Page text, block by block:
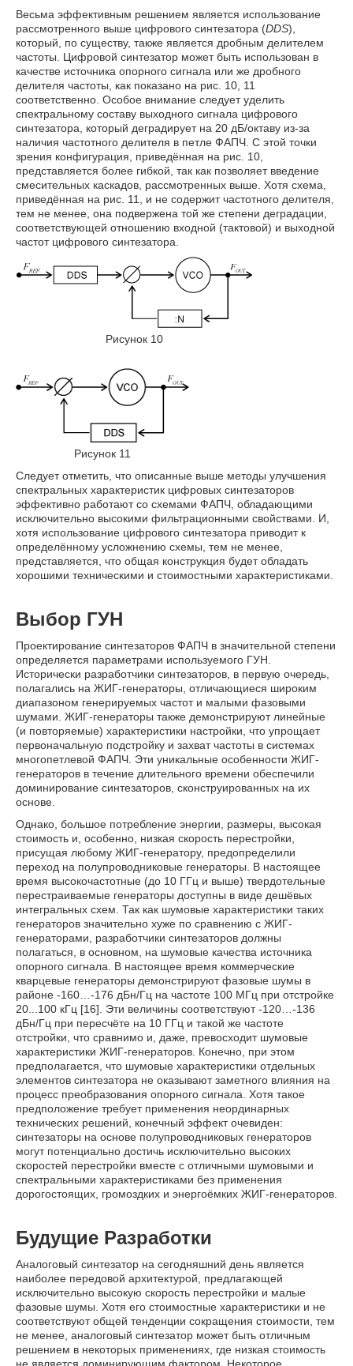
Весьма эффективным решением является использование
рассмотренного выше цифрового синтезатора (DDS),
который, по существу, также является дробным делителем
частоты. Цифровой синтезатор может быть использован в
качестве источника опорного сигнала или же дробного
делителя частоты, как показано на рис. 10, 11
соответственно. Особое внимание следует уделить
спектральному составу выходного сигнала цифрового
синтезатора, который деградирует на 20 дБ/октаву из-за
наличия частотного делителя в петле ФАПЧ. С этой точки
зрения конфигурация, приведённая на рис. 10,
представляется более гибкой, так как позволяет введение
смесительных каскадов, рассмотренных выше. Хотя схема,
приведённая на рис. 11, и не содержит частотного делителя,
тем не менее, она подвержена той же степени деградации,
соответствующей отношению входной (тактовой) и выходной
частот цифрового синтезатора.
Рисунок 10
Рисунок 11
Следует отметить, что описанные выше методы улучшения
спектральных характеристик цифровых синтезаторов
эффективно работают со схемами ФАПЧ, обладающими
исключительно высокими фильтрационными свойствами. И,
хотя использование цифрового синтезатора приводит к
определённому усложнению схемы, тем не менее,
представляется, что общая конструкция будет обладать
хорошими техническими и стоимостными характеристиками.
Выбор ГУН
Проектирование синтезаторов ФАПЧ в значительной степени
определяется параметрами используемого ГУН.
Исторически разработчики синтезаторов, в первую очередь,
полагались на ЖИГ-генераторы, отличающиеся широким
диапазоном генерируемых частот и малыми фазовыми
шумами. ЖИГ-генераторы также демонстрируют линейные
(и повторяемые) характеристики настройки, что упрощает
первоначальную подстройку и захват частоты в системах
многопетлевой ФАПЧ. Эти уникальные особенности ЖИГ-
генераторов в течение длительного времени обеспечили
доминирование синтезаторов, сконструированных на их
основе.
Однако, большое потребление энергии, размеры, высокая
стоимость и, особенно, низкая скорость перестройки,
присущая любому ЖИГ-генератору, предопределили
переход на полупроводниковые генераторы. В настоящее
время высокочастотные (до 10 ГГц и выше) твердотельные
перестраиваемые генераторы доступны в виде дешёвых
интегральных схем. Так как шумовые характеристики таких
генераторов значительно хуже по сравнению с ЖИГ-
генераторами, разработчики синтезаторов должны
полагаться, в основном, на шумовые качества источника
опорного сигнала. В настоящее время коммерческие
кварцевые генераторы демонстрируют фазовые шумы в
районе -160…-176 дБн/Гц на частоте 100 МГц при отстройке
20...100 кГц [16]. Эти величины соответствуют -120…-136
дБн/Гц при пересчёте на 10 ГГц и такой же частоте
отстройки, что сравнимо и, даже, превосходит шумовые
характеристики ЖИГ-генераторов. Конечно, при этом
предполагается, что шумовые характеристики отдельных
элементов синтезатора не оказывают заметного влияния на
процесс преобразования опорного сигнала. Хотя такое
предположение требует применения неординарных
технических решений, конечный эффект очевиден:
синтезаторы на основе полупроводниковых генераторов
могут потенциально достичь исключительно высоких
скоростей перестройки вместе с отличными шумовыми и
спектральными характеристиками без применения
дорогостоящих, громоздких и энергоёмких ЖИГ-генераторов.
Будущие Разработки
Аналоговый синтезатор на сегодняшний день является
наиболее передовой архитектурой, предлагающей
исключительно высокую скорость перестройки и малые
фазовые шумы. Хотя его стоимостные характеристики и не
соответствуют общей тенденции сокращения стоимости, тем
не менее, аналоговый синтезатор может быть отличным
решением в некоторых применениях, где низкая стоимость